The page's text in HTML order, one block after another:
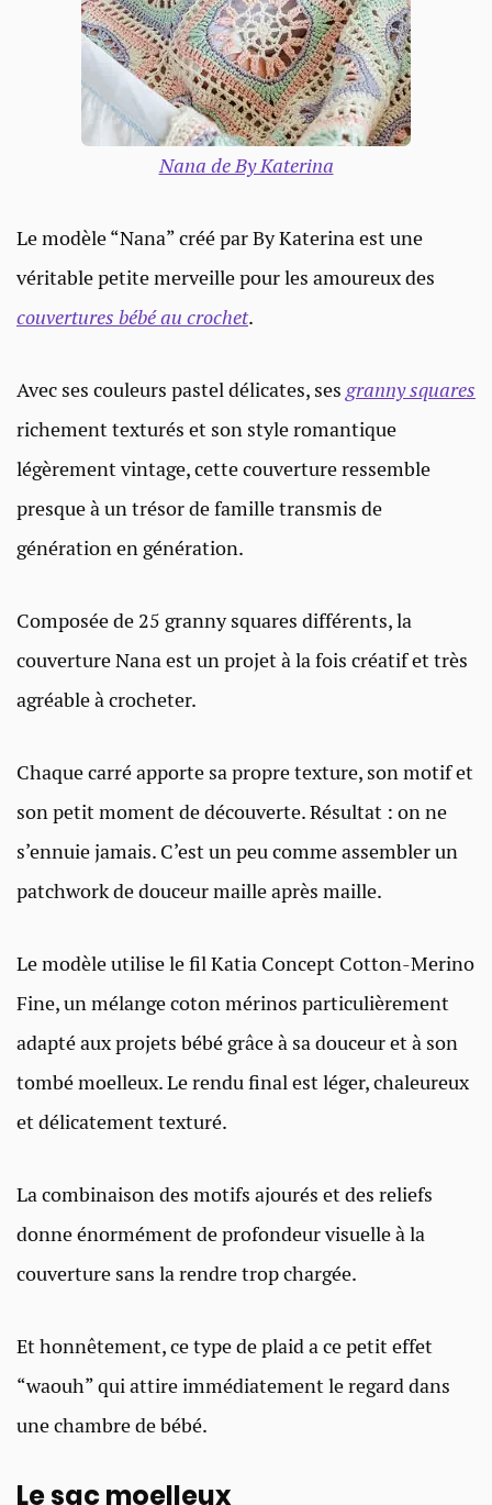
Nana de By Katerina
Le modèle “Nana” créé par By Katerina est une
véritable petite merveille pour les amoureux des
couvertures bébé au crochet.
Avec ses couleurs pastel délicates, ses granny squares
richement texturés et son style romantique
légèrement vintage, cette couverture ressemble
presque à un trésor de famille transmis de
génération en génération.
Composée de 25 granny squares différents, la
couverture Nana est un projet à la fois créatif et très
agréable à crocheter.
Chaque carré apporte sa propre texture, son motif et
son petit moment de découverte. Résultat : on ne
s’ennuie jamais. C’est un peu comme assembler un
patchwork de douceur maille après maille.
Le modèle utilise le fil Katia Concept Cotton-Merino
Fine, un mélange coton mérinos particulièrement
adapté aux projets bébé grâce à sa douceur et à son
tombé moelleux. Le rendu final est léger, chaleureux
et délicatement texturé.
La combinaison des motifs ajourés et des reliefs
donne énormément de profondeur visuelle à la
couverture sans la rendre trop chargée.
Et honnêtement, ce type de plaid a ce petit effet
“waouh” qui attire immédiatement le regard dans
une chambre de bébé.
Le sac moelleux